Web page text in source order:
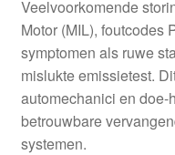
Veelvoorkomende
Motor (MIL), foutcodes
symptomen als ruwe
mislukte emissietest.
automechanici en doe-
betrouwbare
systemen.